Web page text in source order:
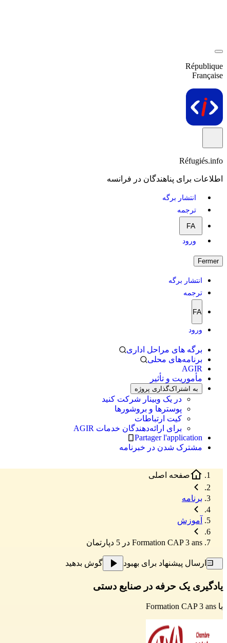
République
Française
Réfugiés.info
اطلاعات برای پناهندگان در فرانسه
انتشار برگه
ترجمه
FA
ورود
Fermer
انتشار برگه
ترجمه
FA
ورود
برگه های مراحل اداری
برنامه‌های محلی
AGIR
مأموریت و تأثیر
به اشتراک‌گذاری پروژه
در یک وبینار شرکت کنید
پوسترها و بروشورها
کیت ارتباطات
برای ارائه‌دهندگان خدمات AGIR
Partager l'application
مشترک شدن در خبرنامه
صفحه اصلی
برنامه
آموزش
Formation CAP 3 ans در 5 دپارتمان
ارسال پیشنهاد برای بهبود گوش بدهید
یادگیری یک حرفه در صنایع دستی
با Formation CAP 3 ans